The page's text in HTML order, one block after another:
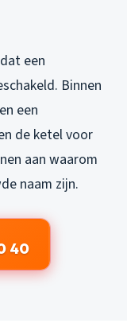
een
Binnen
een
de ketel voor
aan waarom
naam zijn.
40